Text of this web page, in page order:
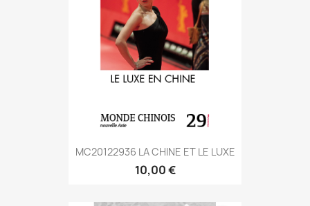
MC20122936 LA CHINE ET LE LUXE
10,00 €